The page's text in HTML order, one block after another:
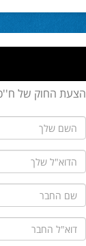
הצעת החוק של ח''כ